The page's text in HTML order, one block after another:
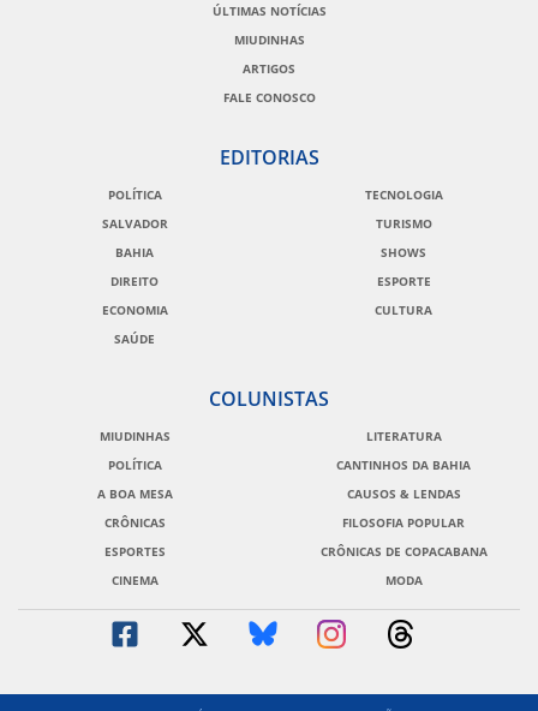
ÚLTIMAS NOTÍCIAS
MIUDINHAS
ARTIGOS
FALE CONOSCO
EDITORIAS
POLÍTICA
SALVADOR
BAHIA
DIREITO
ECONOMIA
SAÚDE
TECNOLOGIA
TURISMO
SHOWS
ESPORTE
CULTURA
COLUNISTAS
MIUDINHAS
POLÍTICA
A BOA MESA
CRÔNICAS
ESPORTES
CINEMA
LITERATURA
CANTINHOS DA BAHIA
CAUSOS & LENDAS
FILOSOFIA POPULAR
CRÔNICAS DE COPACABANA
MODA